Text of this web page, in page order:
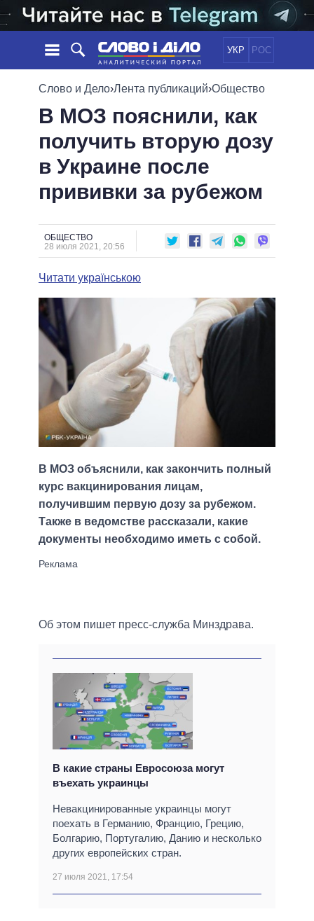
УКР РОС
НОВОСТИ
ЛЕНТА
СОБЫТИЯ
СТАТЬИ
МНЕНИЯ
ОБЗОРЫ
ДАЙДЖЕСТЫ
ПОЛИТИКА
ЭКОНОМИКА
ОБЩЕСТВО
ОБЕЩАНИЯ
ПОЛИТИКИ
ВСЕ ПОЛИТИКИ
ПРЕЗИДЕНТ И ОФИС
ВЕРХОВНАЯ РАДА
КАБИНЕТ МИНИСТРОВ
МЭРЫ
ВСЕ ПЕРСОНЫ
ПОДДЕРЖАТЬ
СРАВНЕНИЕ ПОЛИТИКОВ
Слово и Дело›Лента публикаций›Общество
В МОЗ пояснили, как
получить вторую дозу
в Украине после
прививки за рубежом
ОБЩЕСТВО
28 июля 2021, 20:56
Читати українською
В МОЗ объяснили, как закончить полный
курс вакцинирования лицам,
получившим первую дозу за рубежом.
Также в ведомстве рассказали, какие
документы необходимо иметь с собой.
Об этом пишет пресс-служба Минздрава.
В какие страны Евросоюза могут
въехать украинцы
Невакцинированные украинцы могут
поехать в Германию, Францию, Грецию,
Болгарию, Португалию, Данию и несколько
других европейских стран.
27 июля 2021, 17:54